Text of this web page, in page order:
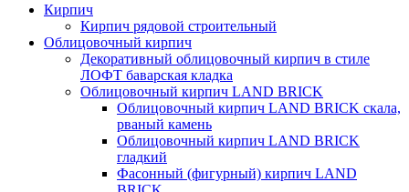
Кирпич
Кирпич рядовой строительный
Облицовочный кирпич
Декоративный облицовочный кирпич в стиле
ЛОФТ баварская кладка
Облицовочный кирпич LAND BRICK
Облицовочный кирпич LAND BRICK скала,
рваный камень
Облицовочный кирпич LAND BRICK
гладкий
Фасонный (фигурный) кирпич LAND